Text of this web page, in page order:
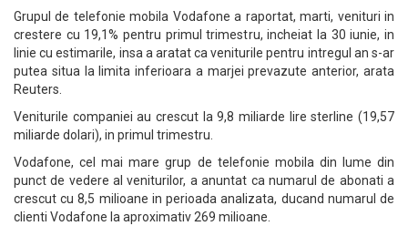
Grupul de telefonie mobila Vodafone a raportat, marti, venituri in
crestere cu 19,1% pentru primul trimestru, incheiat la 30 iunie, in
linie cu estimarile, insa a aratat ca veniturile pentru intregul an s-ar
putea situa la limita inferioara a marjei prevazute anterior, arata
Reuters.
Veniturile companiei au crescut la 9,8 miliarde lire sterline (19,57
miliarde dolari), in primul trimestru.
Vodafone, cel mai mare grup de telefonie mobila din lume din
punct de vedere al veniturilor, a anuntat ca numarul de abonati a
crescut cu 8,5 milioane in perioada analizata, ducand numarul de
clienti Vodafone la aproximativ 269 milioane.